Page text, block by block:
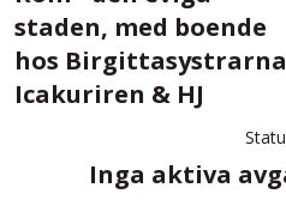
staden, med boende
hos
Icakuriren & HJ
Inga aktiva